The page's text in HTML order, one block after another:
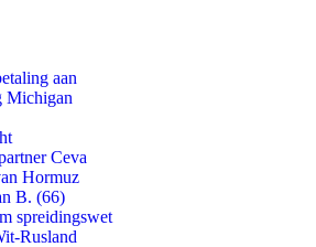
aan
Michigan
Ceva
Hormuz
B. (66)
spreidingswet
Rusland